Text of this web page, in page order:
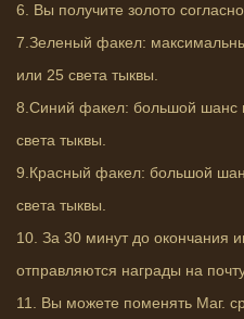
6. Вы получите золото
7.Зеленый факел:
или 25 света тыквы.
8.Синий факел: большой шанс
света тыквы.
9.Красный факел: большой
света тыквы.
10. За 30 минут до окончания
отправляются награды на
11. Вы можете поменять Маг.